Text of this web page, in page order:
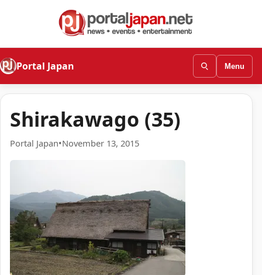
Portal Japan Menu
Shirakawago (35)
Portal Japan•November 13, 2015